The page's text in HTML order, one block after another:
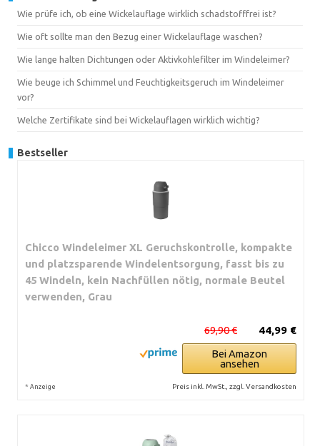
Wie prüfe ich, ob eine Wickelauflage wirklich schadstofffrei ist?
Wie oft sollte man den Bezug einer Wickelauflage waschen?
Wie lange halten Dichtungen oder Aktivkohlefilter im Windeleimer?
Wie beuge ich Schimmel und Feuchtigkeitsgeruch im Windeleimer
vor?
Welche Zertifikate sind bei Wickelauflagen wirklich wichtig?
Bestseller
Chicco Windeleimer XL Geruchskontrolle, kompakte
und platzsparende Windelentsorgung, fasst bis zu
45 Windeln, kein Nachfüllen nötig, normale Beutel
verwenden, Grau
44,99 €
69,90 €
Bei Amazon
ansehen
* Anzeige Preis inkl. MwSt., zzgl. Versandkosten